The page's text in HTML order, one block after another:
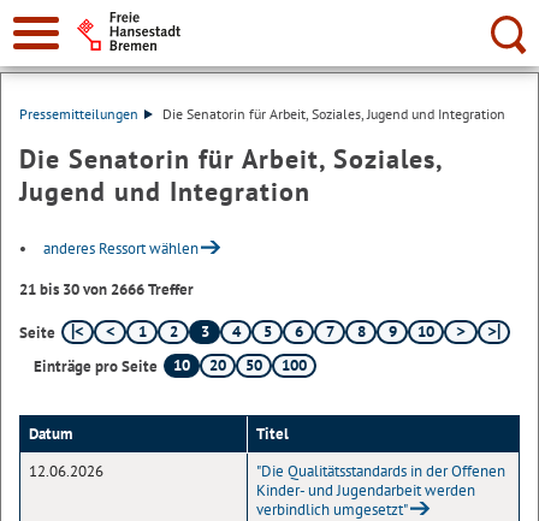
Suche:
Pressemitteilungen Die Senatorin für Arbeit, Soziales, Jugend und Integration
Die Senatorin für Arbeit, Soziales,
Jugend und Integration
anderes Ressort wählen
21 bis 30 von 2666 Treffer
Seite 1 2 3 4 5 6 7 8 9
10
Einträge pro Seite
10 20 50 100
Datum
Titel
12.06.2026
"Die Qualitätsstandards in der Offenen
Kinder- und Jugendarbeit werden
verbindlich umgesetzt"